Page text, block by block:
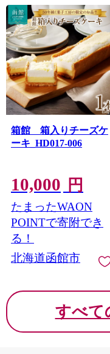
もそのまま残ってい
函館市が有する「歴
はじめとした数多く
活性化を図っていき
箱館 箱入りチーズケ
ーキ_HD017-006
10,000 円
たまったWAON
POINTで寄附でき
る！
北海道函館市
すべて